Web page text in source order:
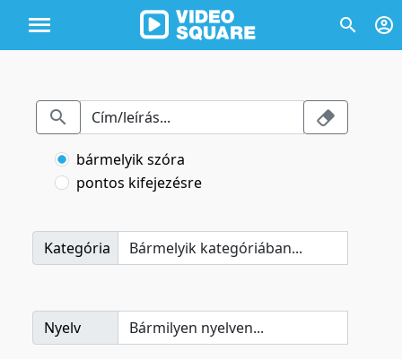
bármelyik szóra
pontos kifejezésre
Kategória
Nyelv